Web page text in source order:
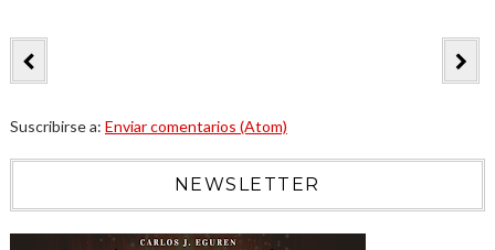
Suscribirse a: Enviar comentarios (Atom)
NEWSLETTER